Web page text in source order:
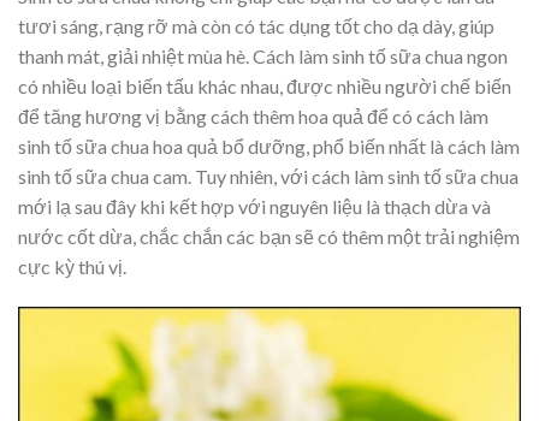
tươi sáng, rạng rỡ mà còn có tác dụng tốt cho dạ dày, giúp
thanh mát, giải nhiệt mùa hè. Cách làm sinh tố sữa chua ngon
có nhiều loại biến tấu khác nhau, được nhiều người chế biến
để tăng hương vị bằng cách thêm hoa quả để có cách làm
sinh tố sữa chua hoa quả bổ dưỡng, phổ biến nhất là cách làm
sinh tố sữa chua cam. Tuy nhiên, với cách làm sinh tố sữa chua
mới lạ sau đây khi kết hợp với nguyên liệu là thạch dừa và
nước cốt dừa, chắc chắn các bạn sẽ có thêm một trải nghiệm
cực kỳ thú vị.